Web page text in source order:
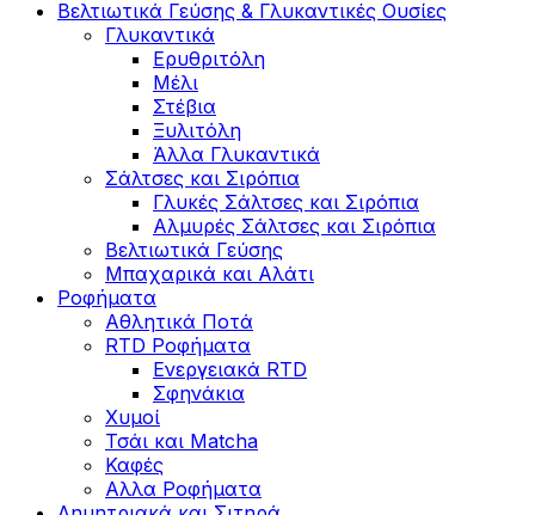
Βελτιωτικά Γεύσης & Γλυκαντικές Ουσίες
Γλυκαντικά
Ερυθριτόλη
Μέλι
Στέβια
Ξυλιτόλη
Άλλα Γλυκαντικά
Σάλτσες και Σιρόπια
Γλυκές Σάλτσες και Σιρόπια
Αλμυρές Σάλτσες και Σιρόπια
Bελτιωτικά Γεύσης
Μπαχαρικά και Αλάτι
Ροφήματα
Αθλητικά Ποτά
RTD Ροφήματα
Ενεργειακά RTD
Σφηνάκια
Χυμοί
Τσάι και Matcha
Καφές
Αλλα Ροφήματα